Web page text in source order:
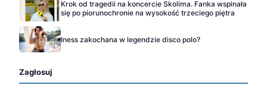
Krok od tragedii na koncercie Skolima. Fanka wspinała
się po piorunochronie na wysokość trzeciego piętra
Iness zakochana w legendzie disco polo?
Zagłosuj